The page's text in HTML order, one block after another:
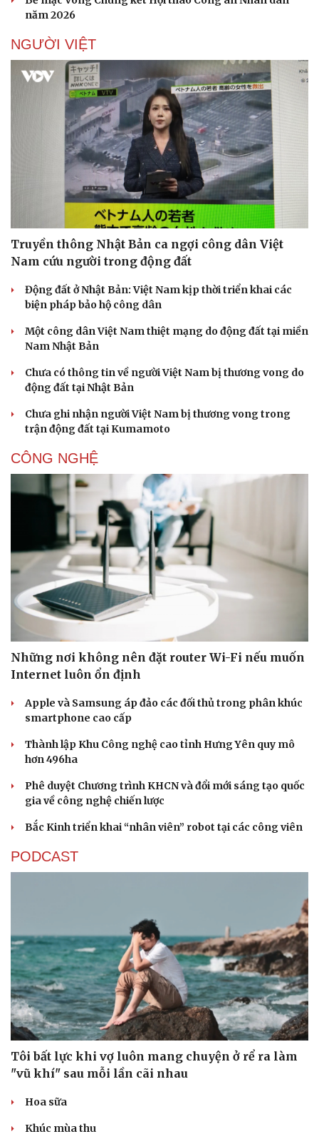
Doanh nghiệp
Thông tin doanh nghiệp
Doanh nghiệp 24h
Doanh nhân
Vì cộng đồng
Công nghệ
Sành điệu
Tin Công nghệ
Trải nghiệm
Chuyển đổi số
Sức khỏe
Cây thuốc
Nhi khoa
Đời sống
năm 2026
NGƯỜI VIỆT
Truyền thông Nhật Bản ca ngợi công dân Việt
Nam cứu người trong động đất
Động đất ở Nhật Bản: Việt Nam kịp thời triển khai các
biện pháp bảo hộ công dân
Một công dân Việt Nam thiệt mạng do động đất tại miền
Nam Nhật Bản
Chưa có thông tin về người Việt Nam bị thương vong do
động đất tại Nhật Bản
Chưa ghi nhận người Việt Nam bị thương vong trong
trận động đất tại Kumamoto
CÔNG NGHỆ
Những nơi không nên đặt router Wi-Fi nếu muốn
Internet luôn ổn định
Apple và Samsung áp đảo các đối thủ trong phân khúc
smartphone cao cấp
Thành lập Khu Công nghệ cao tỉnh Hưng Yên quy mô
hơn 496ha
Phê duyệt Chương trình KHCN và đổi mới sáng tạo quốc
gia về công nghệ chiến lược
Bắc Kinh triển khai “nhân viên” robot tại các công viên
PODCAST
Tôi bất lực khi vợ luôn mang chuyện ở rể ra làm
"vũ khí" sau mỗi lần cãi nhau
Hoa sữa
Khúc mùa thu